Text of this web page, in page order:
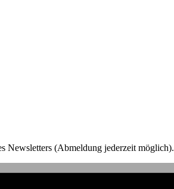
Newsletters (Abmeldung jederzeit möglich).